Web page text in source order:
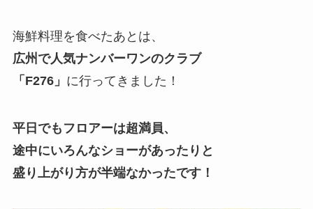
海鮮料理を食べたあとは、
広州で人気ナンバーワンのクラブ
「F276」 に行ってきました！
平日でもフロアーは超満員、
途中にいろんなショーがあったりと
盛り上がり方が半端なかったです！